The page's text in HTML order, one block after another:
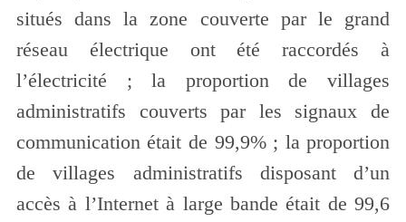
situés dans la zone couverte par le grand
réseau électrique ont été raccordés à
l’électricité ; la proportion de villages
administratifs couverts par les signaux de
communication était de 99,9% ; la proportion
de villages administratifs disposant d’un
accès à l’Internet à large bande était de 99,6